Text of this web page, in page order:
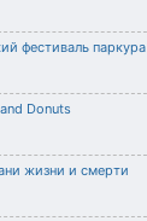
фестиваль паркура
Donuts
жизни и смерти